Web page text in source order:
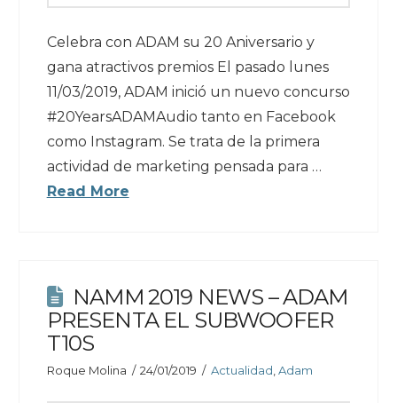
Celebra con ADAM su 20 Aniversario y
gana atractivos premios El pasado lunes
11/03/2019, ADAM inició un nuevo concurso
#20YearsADAMAudio tanto en Facebook
como Instagram. Se trata de la primera
actividad de marketing pensada para …
Read More
NAMM 2019 NEWS – ADAM
PRESENTA EL SUBWOOFER
T10S
Roque Molina 24/01/2019 Actualidad ,Adam